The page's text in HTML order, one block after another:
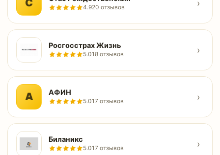
С 4.920 отзывов ›
Росгосстрах Жизнь
5.018 отзывов ›
А АФИН
5.017 отзывов ›
Биланикс
5.017 отзывов ›